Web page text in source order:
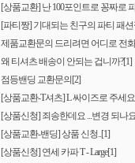
[상품교환] 난 100포인트로 꽁짜로
[파티짱] 기대되는 친구의 파티 패
제품교환문의 드리려면 어디로 전
왜 티셔츠 배송이 안되는 겁니까?[1]
점등밴딩 교환문의 [2]
[상품교환-T셔츠] L 싸이즈로 주세
[상품신청] 죄송한데요 ...변경 되나
[상품교환-밴딩] 상품 신청..[1]
[상품신청] 연세 카파 T - Large[1]